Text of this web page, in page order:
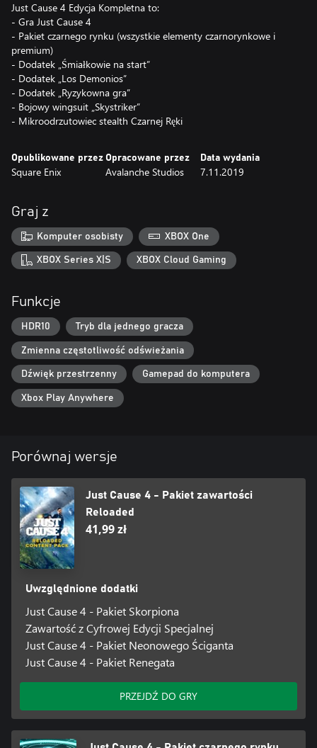
Just Cause 4 Edycja Kompletna to:
- Gra Just Cause 4
- Pakiet czarnego rynku (wszystkie elementy czarnorynkowe i
premium)
- Dodatek „Śmiałkowie na start”
- Dodatek „Los Demonios”
- Dodatek „Ryzykowna gra”
- Bojowy wingsuit „Skystriker”
Opublikowane przez
Square Enix
Opracowane przez
Avalanche Studios
Data wydania
7.11.2019
Graj z
Komputer osobisty XBOX One
XBOX Series X|S XBOX Cloud Gaming
Funkcje
HDR10 Tryb dla jednego gracza
Zmienna częstotliwość odświeżania
Dźwięk przestrzenny Gamepad do komputera
Xbox Play Anywhere
Porównaj wersje
Just Cause 4 - Pakiet zawartości
Reloaded
41,99 zł
Uwzględnione dodatki
Just Cause 4 - Pakiet Skorpiona
Zawartość z Cyfrowej Edycji Specjalnej
Just Cause 4 - Pakiet Neonowego Ściganta
Just Cause 4 - Pakiet Renegata
PRZEJDŹ DO GRY